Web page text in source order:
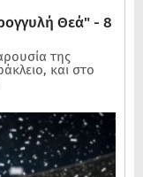
Θεά" - 8
της
και στο